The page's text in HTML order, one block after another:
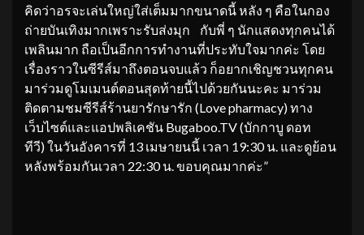
คิดว่าอรจะเล่นใหญ่ใส่เต็มมากขนาดนี้ หลัง ๆ คือในกอง
ถ่ายบันเทิงมากเพราะรับส่งมุก กับพี่ ๆ นักแสดงทุกคนได้
เพลินมาก ถือเป็นอีกการทำงานที่ประทับใจมากค่ะ โดย
เรื่องราวในซีรีส์มาถึงตอนจบแล้ว ก็อยากเชิญชวนทุกคน
มาร่วมดูโมเมนต์ตอนสุดท้ายนี้ไปด้วยกันนะคะ มาร่วม
ติดตามชมซีรีส์ร้านยารักษารัก (Love pharmacy)ทาง
เว็บไซต์และแอปพลิเคชัน Bugaboo.TV (บักกาบู ดอท
ทีวี) ในวันอังคารที่ 13 เมษายนนี้ เวลา 19:30 น. และดูย้อน
หลังพร้อมกันเวลา 22:30 น. ขอบคุณมากค่ะ”